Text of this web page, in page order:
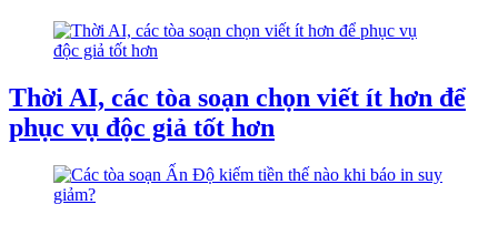
Thời AI, các tòa soạn chọn viết ít hơn để
phục vụ độc giả tốt hơn